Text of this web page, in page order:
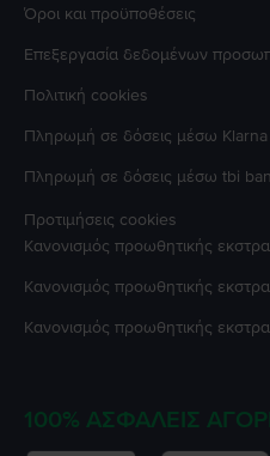
Όροι και προϋποθέσεις
Επεξεργασία δεδομένων
Πολιτική cookies
Πληρωμή σε δόσεις μέσω Klarna
Πληρωμή σε δόσεις μέσω tbi
Προτιμήσεις cookies
Κανονισμός προωθητικής
Κανονισμός προωθητικής
Κανονισμός προωθητικής
100% ΑΣΦΑΛΕΊΣ